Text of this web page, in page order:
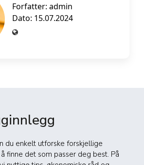
Forfatter: admin
Dato: 15.07.2024
du enkelt utforske forskjellige
finne det som passer deg best. På